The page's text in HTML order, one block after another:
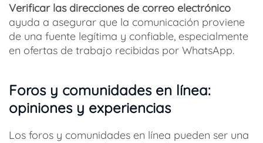
Verificar las direcciones de correo electrónico
ayuda a asegurar que la comunicación proviene
de una fuente legítima y confiable, especialmente
en ofertas de trabajo recibidas por WhatsApp.
Foros y comunidades en línea:
opiniones y experiencias
Los foros y comunidades en línea pueden ser una